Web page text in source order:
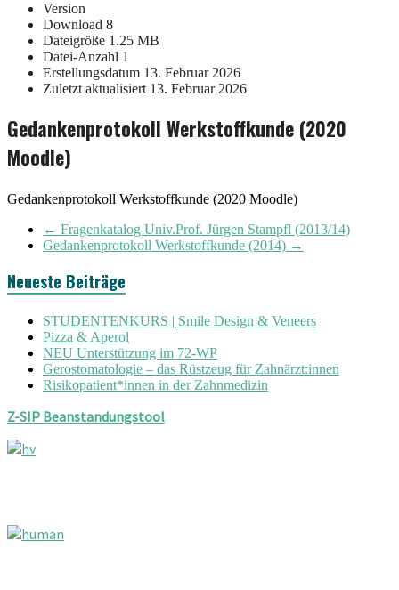
Version
Download 8
Dateigröße 1.25 MB
Datei-Anzahl 1
Erstellungsdatum 13. Februar 2026
Zuletzt aktualisiert 13. Februar 2026
Gedankenprotokoll Werkstoffkunde (2020
Moodle)
Gedankenprotokoll Werkstoffkunde (2020 Moodle)
← Fragenkatalog Univ.Prof. Jürgen Stampfl (2013/14)
Gedankenprotokoll Werkstoffkunde (2014) →
Neueste Beiträge
STUDENTENKURS | Smile Design & Veneers
Pizza & Aperol
NEU Unterstützung im 72-WP
Gerostomatologie – das Rüstzeug für Zahnärzt:innen
Risikopatient*innen in der Zahnmedizin
Z-SIP Beanstandungstool